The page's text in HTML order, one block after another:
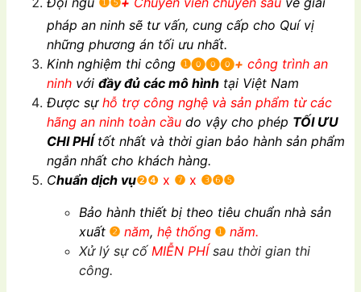
pháp an ninh sẽ tư vấn, cung cấp cho Quí vị
những phương án tối ưu nhất.
Kinh nghiệm thi công ❶⓿⓿⓿+ công trình an
ninh với đầy đủ các mô hình tại Việt Nam
Được sự hỗ trợ công nghệ và sản phẩm từ các
hãng an ninh toàn cầu do vậy cho phép TỐI ƯU
CHI PHÍtốt nhất và thời gian bảo hành sản phẩm
ngắn nhất cho khách hàng.
Chuẩn dịch vụ❷❹ x ❼ x ❸❻❺
Bảo hành thiết bị theo tiêu chuẩn nhà sản
xuất ❷ năm, hệ thống ❶ năm.
Xử lý sự cố MIỄN PHÍ sau thời gian thi
công.